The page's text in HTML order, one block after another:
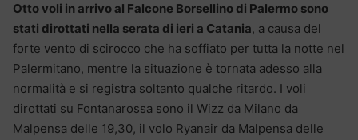
Otto voli in arrivo al Falcone Borsellino di Palermo sono
stati dirottati nella serata di ieri a Catania, a causa del
forte vento di scirocco che ha soffiato per tutta la notte nel
Palermitano, mentre la situazione è tornata adesso alla
normalità e si registra soltanto qualche ritardo. I voli
dirottati su Fontanarossa sono il Wizz da Milano da
Malpensa delle 19,30, il volo Ryanair da Malpensa delle